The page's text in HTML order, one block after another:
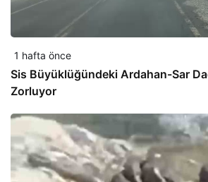
1 hafta önce
Sis Büyüklüğündeki Ardahan-Sar
Zorluyor